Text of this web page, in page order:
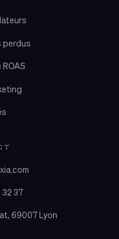
perdus
37
69007 Lyon